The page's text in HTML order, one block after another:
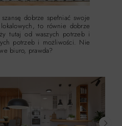
dobrze spełniać swoje
to równie dobrze
tutaj od waszych potrzeb i
potrzeb i możliwości. Nie
biuro, prawda?